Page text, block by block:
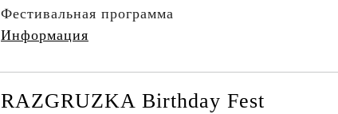
Фестивальная программа
Информация
RAZGRUZKA Birthday Fest